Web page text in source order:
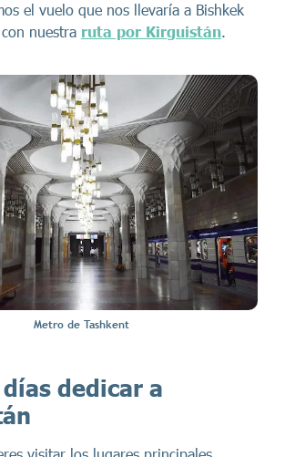
el vuelo que nos llevaría a Bishkek
nuestra ruta por Kirguistán.
Metro de Tashkent
dedicar a